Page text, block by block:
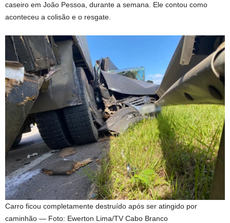
caseiro em João Pessoa, durante a semana. Ele contou como
aconteceu a colisão e o resgate.
Carro ficou completamente destruído após ser atingido por
caminhão — Foto: Ewerton Lima/TV Cabo Branco